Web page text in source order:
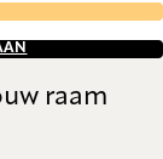
raam